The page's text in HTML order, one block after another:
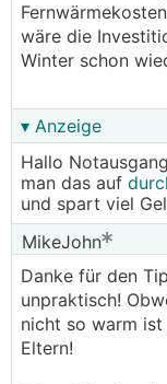
- zum Zustand
wie die
den 90ern
statt Holz/
Wintergarten
Dachbodens
auch nicht
- Kann man
sich ein
der Austausch
könnte man
schauen ob es
beidem liegt.
wäre die
Winter schon
▾ Anzeige
Hallo
man das auf
und spart viel
MikeJohn
Danke für den
unpraktisch!
nicht so warm
Eltern!